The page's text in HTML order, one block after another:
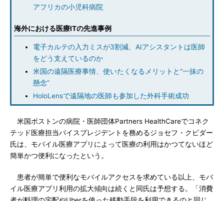
アフリカの小児科病院
海外における医療ITの先進事例
電子カルテの入力ミスが3割減、AIアシスタントは医師
をどう支えているのか
米国の遠隔医療事情、使いたくなるメリットと“一抹の
懸念”
HoloLensで遠隔地の医師も参加した外科手術成功
米国ボストンの病院・医師団体Partners HealthCareでコネク
テッド医療担当バイスプレジデントを務めるジョセフ・クビダー
氏は、モバイル医療アプリによって医療の利用はかつてないほど
簡単かつ便利になったという。
患者が簡単で便利なモバイルアクセスを求めている以上、モバ
イル医療アプリ利用の拡大傾向は続くと同氏は予想する。「消費